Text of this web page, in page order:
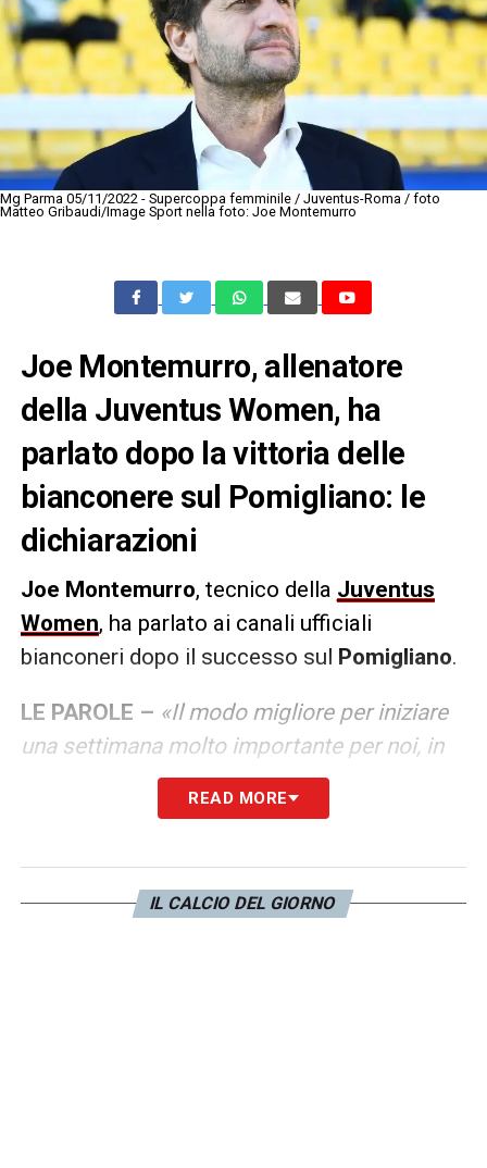
Mg Parma 05/11/2022 - Supercoppa femminile / Juventus-Roma / foto
Matteo Gribaudi/Image Sport nella foto: Joe Montemurro
Joe Montemurro, allenatore
della Juventus Women, ha
parlato dopo la vittoria delle
bianconere sul Pomigliano: le
dichiarazioni
Joe Montemurro, tecnico della Juventus
Women, ha parlato ai canali ufficiali
bianconeri dopo il successo sul Pomigliano.
LE PAROLE – «Il modo migliore per iniziare
una settimana molto importante per noi, in
cui avremo anche l’impegno in Coppa Italia.
Bene essere tornati alla vittoria, ho visto una
della grinta, del coraggio e dell’agonismo.
READ MORE
IL CALCIO DEL GIORNO